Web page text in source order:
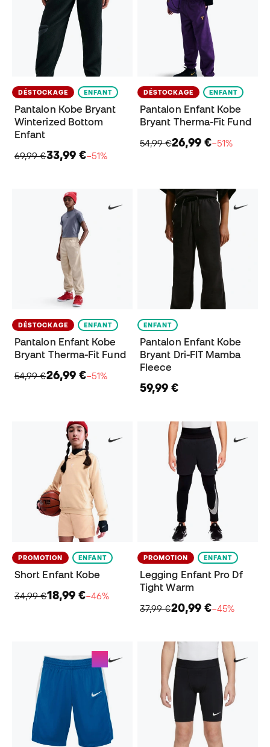
DÉSTOCKAGE ENFANT
Pantalon Kobe Bryant
Winterized Bottom
Enfant
69,99 €33,99 €−51%
DÉSTOCKAGE ENFANT
Pantalon Enfant Kobe
Bryant Therma-Fit Fund
54,99 €26,99 €−51%
DÉSTOCKAGE ENFANT
Pantalon Enfant Kobe
Bryant Therma-Fit Fund
54,99 €26,99 €−51%
ENFANT
Pantalon Enfant Kobe
Bryant Dri-FIT Mamba
Fleece
59,99 €
PROMOTION ENFANT
Short Enfant Kobe
34,99 €18,99 €−46%
PROMOTION ENFANT
Legging Enfant Pro Df
Tight Warm
37,99 €20,99 €−45%